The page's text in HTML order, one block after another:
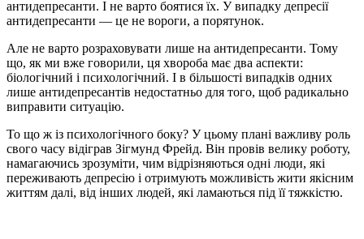
антидепресанти. І не варто боятися їх. У випадку депресії
антидепресанти — це не вороги, а порятунок.
Але не варто розраховувати лише на антидепресанти. Тому
що, як ми вже говорили, ця хвороба має два аспекти:
біологічний і психологічний. І в більшості випадків одних
лише антидепресантів недостатньо для того, щоб радикально
виправити ситуацію.
То що ж із психологічного боку? У цьому плані важливу роль
свого часу відіграв Зігмунд Фрейд. Він провів велику роботу,
намагаючись зрозуміти, чим відрізняються одні люди, які
переживають депресію і отримують можливість жити якісним
життям далі, від інших людей, які ламаються під її тяжкістю.